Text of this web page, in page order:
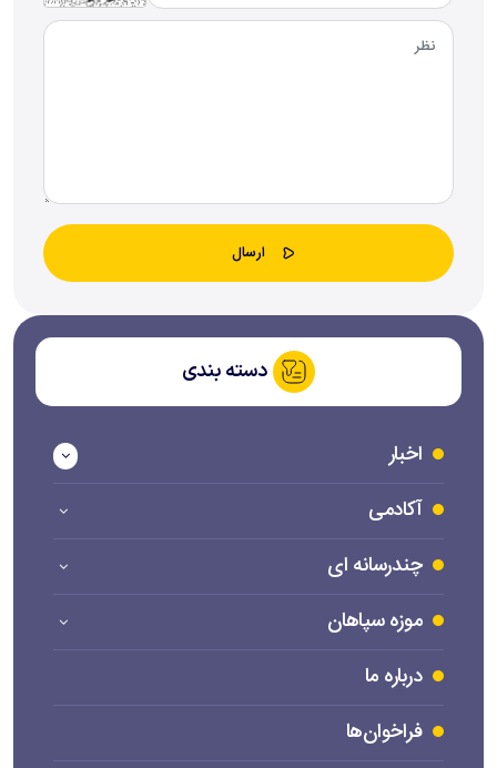
دسته بندی
اخبار
آکادمی
چندرسانه ای
موزه سپاهان
درباره ما
فراخوان‌ها